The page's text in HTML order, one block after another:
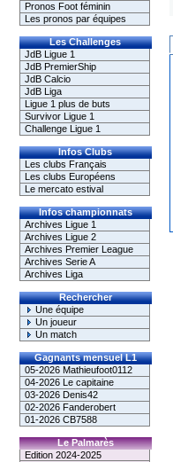
Pronos Foot féminin
Les pronos par équipes
Les Challenges
JdB Ligue 1
JdB PremierShip
JdB Calcio
JdB Liga
Ligue 1 plus de buts
Survivor Ligue 1
Challenge Ligue 1
Infos Clubs
Les clubs Français
Les clubs Européens
Le mercato estival
Infos championnats
Archives Ligue 1
Archives Ligue 2
Archives Premier League
Archives Serie A
Archives Liga
Rechercher
Une équipe
Un joueur
Un match
Gagnants mensuel L1
05-2026 Mathieufoot0112
04-2026 Le capitaine
03-2026 Denis42
02-2026 Fanderobert
01-2026 CB7588
Le Palmarès
Edition 2024-2025